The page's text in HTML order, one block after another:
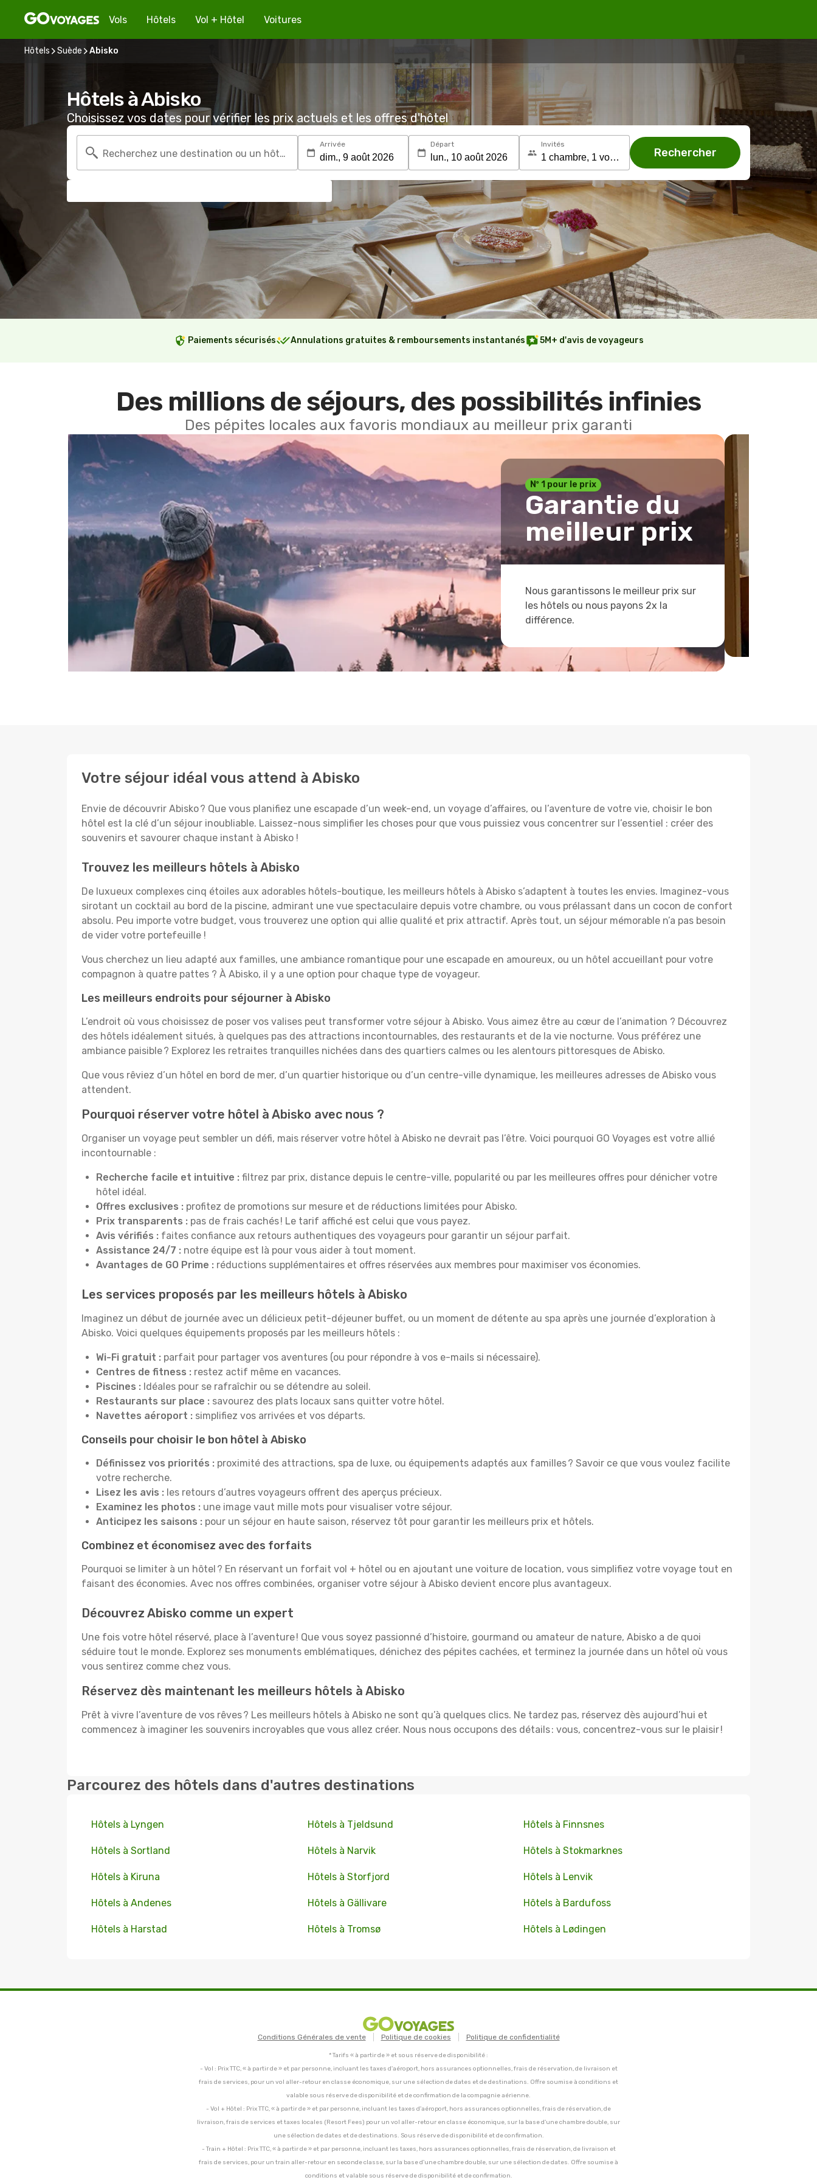
Vols Hôtels Vol + Hôtel Voitures
Hôtels Suède Abisko
Hôtels à Abisko
Choisissez vos dates pour vérifier les prix actuels et les offres d'hôtel
Recherchez une destination ou un hôtel
Arrivée Départ Invités
Rechercher
Paiements sécurisés Annulations gratuites & remboursements instantanés 5M+ d'avis de voyageurs
Des millions de séjours, des possibilités infinies
Des pépites locales aux favoris mondiaux au meilleur prix garanti
Nº 1 pour le prix
Garantie du
meilleur prix
Nous garantissons le meilleur prix sur
les hôtels ou nous payons 2x la
différence.
Votre séjour idéal vous attend à Abisko
Envie de découvrir Abisko ? Que vous planifiez une escapade d’un week-end, un voyage d’affaires, ou l’aventure de votre vie, choisir le bon
hôtel est la clé d’un séjour inoubliable. Laissez-nous simplifier les choses pour que vous puissiez vous concentrer sur l’essentiel : créer des
souvenirs et savourer chaque instant à Abisko !
Trouvez les meilleurs hôtels à Abisko
De luxueux complexes cinq étoiles aux adorables hôtels-boutique, les meilleurs hôtels à Abisko s’adaptent à toutes les envies. Imaginez-vous
sirotant un cocktail au bord de la piscine, admirant une vue spectaculaire depuis votre chambre, ou vous prélassant dans un cocon de confort
absolu. Peu importe votre budget, vous trouverez une option qui allie qualité et prix attractif. Après tout, un séjour mémorable n’a pas besoin
de vider votre portefeuille !
Vous cherchez un lieu adapté aux familles, une ambiance romantique pour une escapade en amoureux, ou un hôtel accueillant pour votre
compagnon à quatre pattes ? À Abisko, il y a une option pour chaque type de voyageur.
Les meilleurs endroits pour séjourner à Abisko
L’endroit où vous choisissez de poser vos valises peut transformer votre séjour à Abisko. Vous aimez être au cœur de l’animation ? Découvrez
des hôtels idéalement situés, à quelques pas des attractions incontournables, des restaurants et de la vie nocturne. Vous préférez une
ambiance paisible ? Explorez les retraites tranquilles nichées dans des quartiers calmes ou les alentours pittoresques de Abisko.
Que vous rêviez d’un hôtel en bord de mer, d’un quartier historique ou d’un centre-ville dynamique, les meilleures adresses de Abisko vous
attendent.
Pourquoi réserver votre hôtel à Abisko avec nous ?
Organiser un voyage peut sembler un défi, mais réserver votre hôtel à Abisko ne devrait pas l’être. Voici pourquoi GO Voyages est votre allié
incontournable :
Recherche facile et intuitive : filtrez par prix, distance depuis le centre-ville, popularité ou par les meilleures offres pour dénicher votre
hôtel idéal.
Offres exclusives : profitez de promotions sur mesure et de réductions limitées pour Abisko.
Prix transparents : pas de frais cachés ! Le tarif affiché est celui que vous payez.
Avis vérifiés : faites confiance aux retours authentiques des voyageurs pour garantir un séjour parfait.
Assistance 24/7 : notre équipe est là pour vous aider à tout moment.
Avantages de GO Prime : réductions supplémentaires et offres réservées aux membres pour maximiser vos économies.
Les services proposés par les meilleurs hôtels à Abisko
Imaginez un début de journée avec un délicieux petit-déjeuner buffet, ou un moment de détente au spa après une journée d’exploration à
Abisko. Voici quelques équipements proposés par les meilleurs hôtels :
Wi-Fi gratuit : parfait pour partager vos aventures (ou pour répondre à vos e-mails si nécessaire).
Centres de fitness : restez actif même en vacances.
Piscines : Idéales pour se rafraîchir ou se détendre au soleil.
Restaurants sur place : savourez des plats locaux sans quitter votre hôtel.
Navettes aéroport : simplifiez vos arrivées et vos départs.
Conseils pour choisir le bon hôtel à Abisko
Définissez vos priorités : proximité des attractions, spa de luxe, ou équipements adaptés aux familles ? Savoir ce que vous voulez facilite
votre recherche.
Lisez les avis : les retours d’autres voyageurs offrent des aperçus précieux.
Examinez les photos : une image vaut mille mots pour visualiser votre séjour.
Anticipez les saisons : pour un séjour en haute saison, réservez tôt pour garantir les meilleurs prix et hôtels.
Combinez et économisez avec des forfaits
Pourquoi se limiter à un hôtel ? En réservant un forfait vol + hôtel ou en ajoutant une voiture de location, vous simplifiez votre voyage tout en
faisant des économies. Avec nos offres combinées, organiser votre séjour à Abisko devient encore plus avantageux.
Découvrez Abisko comme un expert
Une fois votre hôtel réservé, place à l’aventure ! Que vous soyez passionné d’histoire, gourmand ou amateur de nature, Abisko a de quoi
séduire tout le monde. Explorez ses monuments emblématiques, dénichez des pépites cachées, et terminez la journée dans un hôtel où vous
vous sentirez comme chez vous.
Réservez dès maintenant les meilleurs hôtels à Abisko
Prêt à vivre l’aventure de vos rêves ? Les meilleurs hôtels à Abisko ne sont qu’à quelques clics. Ne tardez pas, réservez dès aujourd’hui et
commencez à imaginer les souvenirs incroyables que vous allez créer. Nous nous occupons des détails : vous, concentrez-vous sur le plaisir !
Parcourez des hôtels dans d'autres destinations
Hôtels à Lyngen Hôtels à Tjeldsund Hôtels à Finnsnes
Hôtels à Sortland Hôtels à Narvik Hôtels à Stokmarknes
Hôtels à Kiruna Hôtels à Storfjord Hôtels à Lenvik
Hôtels à Andenes Hôtels à Gällivare Hôtels à Bardufoss
Hôtels à Harstad Hôtels à Tromsø Hôtels à Lødingen
Conditions Générales de vente Politique de cookies Politique de confidentialité
* Tarifs « à partir de » et sous réserve de disponibilité :
- Vol : Prix TTC, « à partir de » et par personne, incluant les taxes d'aéroport, hors assurances optionnelles, frais de réservation, de livraison et
frais de services, pour un vol aller-retour en classe économique, sur une sélection de dates et de destinations. Offre soumise à conditions et
valable sous réserve de disponibilité et de confirmation de la compagnie aérienne.
- Vol + Hôtel : Prix TTC, « à partir de » et par personne, incluant les taxes d'aéroport, hors assurances optionnelles, frais de réservation, de
livraison, frais de services et taxes locales (Resort Fees) pour un vol aller-retour en classe économique, sur la base d'une chambre double, sur
une sélection de dates et de destinations. Sous réserve de disponibilité et de confirmation.
- Train + Hôtel : Prix TTC, « à partir de » et par personne, incluant les taxes, hors assurances optionnelles, frais de réservation, de livraison et
frais de services, pour un train aller-retour en seconde classe, sur la base d'une chambre double, sur une sélection de dates. Offre soumise à
conditions et valable sous réserve de disponibilité et de confirmation.